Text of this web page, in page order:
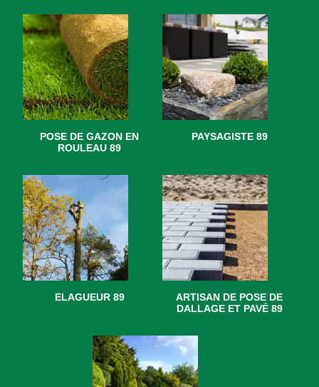
POSE DE GAZON EN
ROULEAU 89
PAYSAGISTE 89
ELAGUEUR 89
ARTISAN DE POSE DE
DALLAGE ET PAVÉ 89